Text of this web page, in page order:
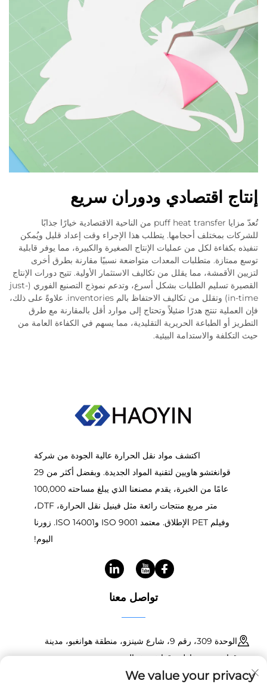
إنتاج اقتصادي ودوران سريع
تُعدّ مزايا puff heat transfer من الناحية الاقتصادية خيارًا جذابًا
للشركات بمختلف أحجامها. يتطلب هذا الإجراء وقت إعداد قليل ويُمكن
تنفيذه بكفاءة لكل من عمليات الإنتاج الصغيرة والكبيرة، مما يوفر قابلية
توسع ممتازة. متطلبات المعدات متواضعة نسبيًا مقارنة بطرق أخرى
لتزيين الأقمشة، مما يقلل من تكاليف الاستثمار الأولية. تتيح دورات الإنتاج
القصيرة تسليم الطلبات بشكل أسرع، وتدعم نموذج التصنيع الفوري (just-
in-time) وتقلل من تكاليف الاحتفاظ بالم inventories. علاوةً على ذلك،
فإن العملية تنتج هدرًا ضئيلاً وتحتاج إلى موارد أقل بالمقارنة مع طرق
التطريز أو الطباعة الحريرية التقليدية، مما يسهم في الكفاءة العامة من
حيث التكلفة والاستدامة البيئية.
اكتشف مواد نقل الحرارة عالية الجودة من شركة
قوانغتشو هاويين لتقنية المواد الجديدة. وبفضل أكثر من 29
عامًا من الخبرة، يقدم مصنعنا الذي يبلغ مساحته 100,000
متر مربع منتجات رائعة مثل فينيل نقل الحرارة، DTF،
وفيلم PET الإطلاق. معتمد ISO 9001 وISO 14001. زورنا
اليوم!
تواصل معنا
الوحدة 309، رقم 9، شارع شينزو، منطقة هوانغبو، مدينة
قوانغتشو، مقاطعة قوانغدونغ، الصين
We value your privacy